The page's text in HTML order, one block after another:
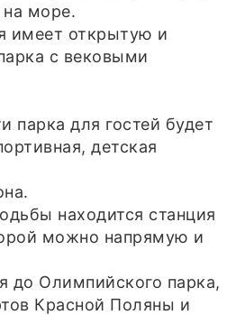
море.
имеет открытую и
с вековыми
парка для гостей будет
детская
находится станция
можно напрямую и
до Олимпийского парка,
Красной Поляны и